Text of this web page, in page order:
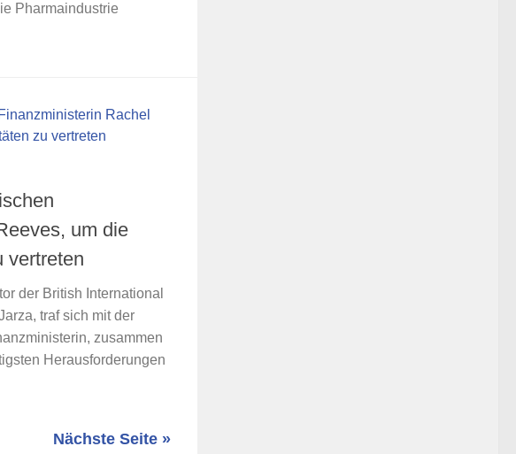
Pharmaindustrie
um die
vertreten
der British International
traf sich mit der
zusammen
Herausforderungen
Nächste Seite »